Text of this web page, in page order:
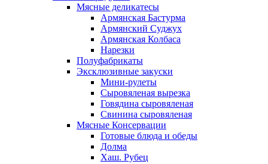
Мясные деликатесы
Армянская Бастурма
Армянский Суджух
Армянская Колбаса
Нарезки
Полуфабрикаты
Эксклюзивные закуски
Мини-рулеты
Сыровяленая вырезка
Говядина сыровяленая
Свинина сыровяленая
Мясные Консервации
Готовые блюда и обеды
Долма
Хаш. Рубец